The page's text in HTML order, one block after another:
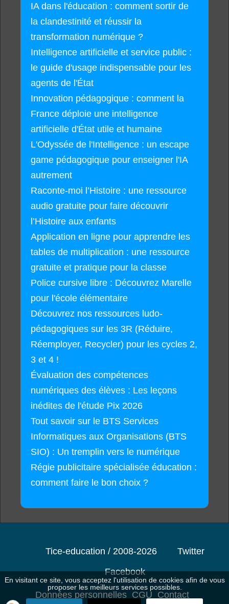
IA dans l'éducation : comment sortir de
la clandestinité et réussir la
transformation numérique ?
Intelligence artificielle et service public :
le guide d'usage indispensable pour les
agents de l'État
Innovation pédagogique : comment la
France déploie une intelligence
artificielle d'État utile et humaine
L'Odyssée de l'Intelligence : un escape
game pédagogique pour enseigner l'IA
autrement
Raconte-moi l’Histoire : une ressource
audio gratuite pour faire découvrir
l’Histoire aux enfants
Application en ligne pour apprendre les
tables de multiplication : une ressource
gratuite et pratique pour la classe
Police cursive libre : Découvrez Marelle
pour l'école élémentaire
Découvrez nos ressources ludo-
pédagogiques sur les 3R (Réduire,
Réemployer, Recycler) pour les cycles 2,
3 et 4 !
Évaluation des compétences
numériques des élèves : Les leçons
inédites de l'étude Pix 2026
Tout savoir sur le BTS Services
Informatiques aux Organisations (BTS
SIO) : Un tremplin vers le numérique
Régie publicitaire spécialisée éducation :
comment faire le bon choix ?
Tice-education / 2008-2026
Twitter
Facebook
Données personnelles CGU Contact
En visitant ce site, vous acceptez l'utilisation de cookies afin de vous
proposer les meilleurs services possibles.